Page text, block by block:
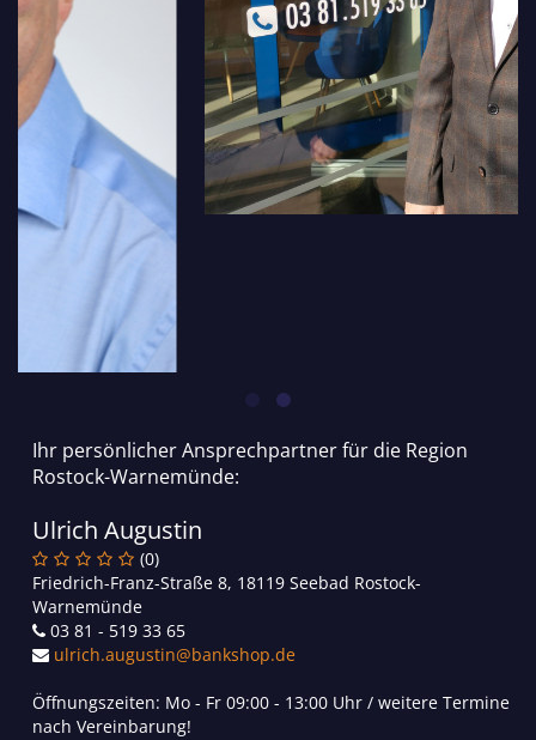
Ihr persönlicher Ansprechpartner für die Region
Rostock-Warnemünde:
Ulrich Augustin
(0)
Friedrich-Franz-Straße 8, 18119 Seebad Rostock-
Warnemünde
03 81 - 519 33 65
ulrich.augustin@bankshop.de
Öffnungszeiten: Mo - Fr 09:00 - 13:00 Uhr / weitere Termine
nach Vereinbarung!